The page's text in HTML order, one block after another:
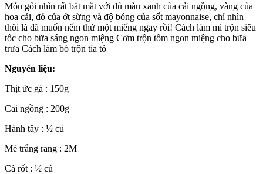
Món gỏi nhìn rất bắt mắt với đủ màu xanh của cải ngồng, vàng của
hoa cải, đỏ của ớt sừng và độ bóng của sốt mayonnaise, chỉ nhìn
thôi là đã muốn nếm thử một miếng ngay rồi! Cách làm mì trộn siêu
tốc cho bữa sáng ngon miệng Cơm trộn tôm ngon miệng cho bữa
trưa Cách làm bò trộn tía tô
Nguyên liệu:
Thịt ức gà : 150g
Cải ngồng : 200g
Hành tây : ½ củ
Mè trắng rang : 2M
Cà rốt : ½ củ